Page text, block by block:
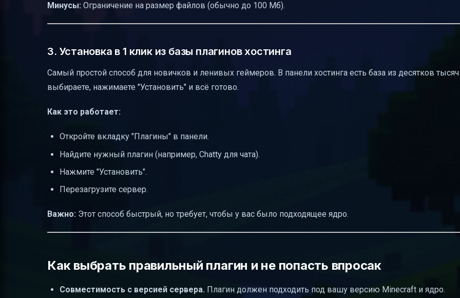
Минусы: Ограничение на размер файлов (обычно до 100 Мб).
3. Установка в 1 клик из базы плагинов хостинга
Самый простой способ для новичков и ленивых геймеров. В панели хостинга есть база из десятков
выбираете, нажимаете "Установить" и всё готово.
Как это работает:
Откройте вкладку "Плагины" в панели.
Найдите нужный плагин (например, Chatty для чата).
Нажмите "Установить".
Перезагрузите сервер.
Важно: Этот способ быстрый, но требует, чтобы у вас было подходящее ядро.
Как выбрать правильный плагин и не попасть впросак
Совместимость с версией сервера. Плагин должен подходить под вашу версию Minecraft и ядро.